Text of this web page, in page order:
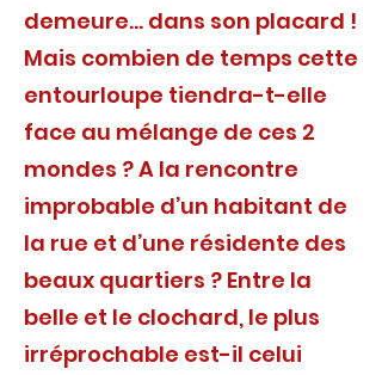
demeure… dans son placard !
Mais combien de temps cette
entourloupe tiendra-t-elle
face au mélange de ces 2
mondes ? A la rencontre
improbable d’un habitant de
la rue et d’une résidente des
beaux quartiers ? Entre la
belle et le clochard, le plus
irréprochable est-il celui